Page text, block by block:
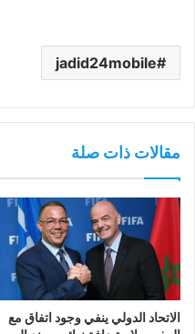
jadid24mobile
مقالات ذات صلة
الاتحاد الدولي ينفي وجود اتفاق مع